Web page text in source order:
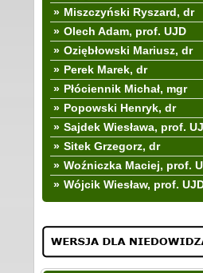
» Miszczyński Ryszard, dr
» Olech Adam, prof. UJD
» Oziębłowski Mariusz, dr
» Perek Marek, dr
» Płóciennik Michał, mgr
» Popowski Henryk, dr
» Sajdek Wiesława, prof.
» Sitek Grzegorz, dr
» Woźniczka Maciej, prof.
» Wójcik Wiesław, prof.